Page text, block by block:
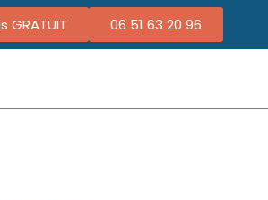
GRATUIT 06 51 63 20 96